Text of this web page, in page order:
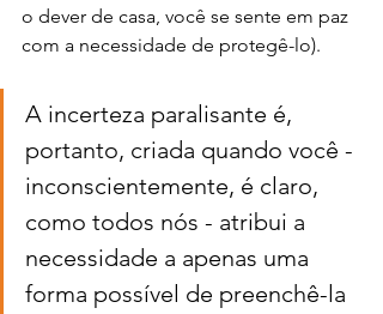
o dever de casa, você se sente em paz
com a necessidade de protegê-lo).
A incerteza paralisante é,
portanto, criada quando você -
inconscientemente, é claro,
como todos nós - atribui a
necessidade a apenas uma
forma possível de preenchê-la